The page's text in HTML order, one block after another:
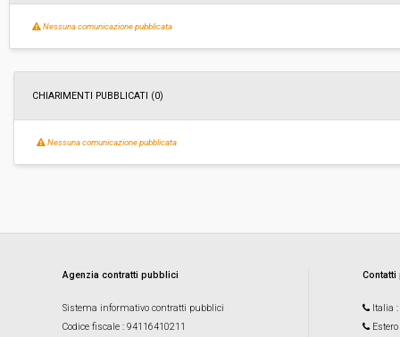
Importo a base di gara soggetto a
ribasso:
Nessuna comunicazione pubblicata
CHIARIMENTI PUBBLICATI (0)
Nessuna comunicazione pubblicata
Agenzia contratti pubblici
Sistema informativo contratti pubblici
Codice fiscale : 94116410211
Italia
Estero